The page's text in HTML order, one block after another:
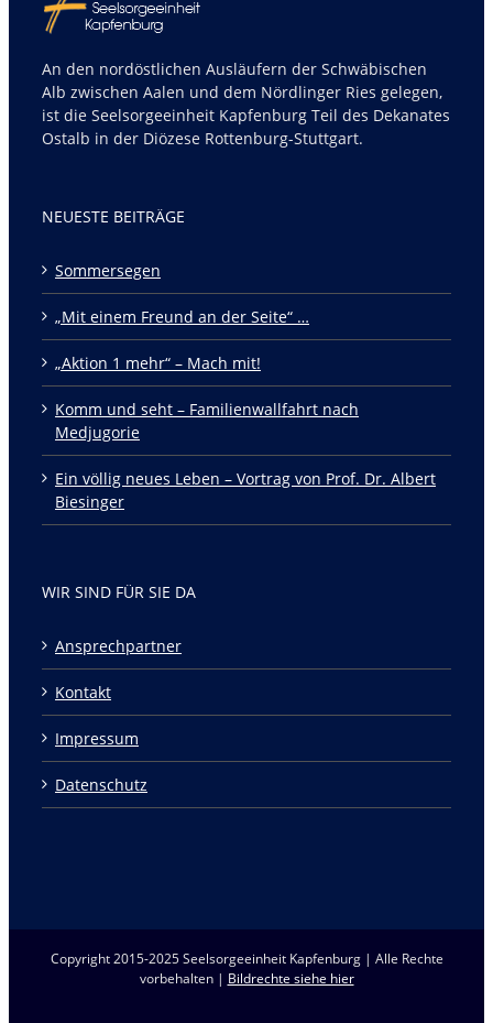
An den nordöstlichen Ausläufern der Schwäbischen
Alb zwischen Aalen und dem Nördlinger Ries gelegen,
ist die Seelsorgeeinheit Kapfenburg Teil des Dekanates
Ostalb in der Diözese Rottenburg-Stuttgart.
NEUESTE BEITRÄGE
Sommersegen
„Mit einem Freund an der Seite“ …
„Aktion 1 mehr“ – Mach mit!
Komm und seht – Familienwallfahrt nach
Medjugorie
Ein völlig neues Leben – Vortrag von Prof. Dr. Albert
Biesinger
WIR SIND FÜR SIE DA
Ansprechpartner
Kontakt
Impressum
Datenschutz
Copyright 2015-2025 Seelsorgeeinheit Kapfenburg | Alle Rechte
vorbehalten | Bildrechte siehe hier